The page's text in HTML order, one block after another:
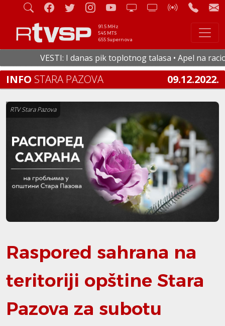
91.5 MHz
545 MTS
655 Supernova
VESTI: I danas pik toplotnog talasa • Apel na
INFO STARA PAZOVA 09.12.2022.
RTV Stara Pazova
Raspored sahrana na
teritoriji opštine Stara
Pazova za subotu